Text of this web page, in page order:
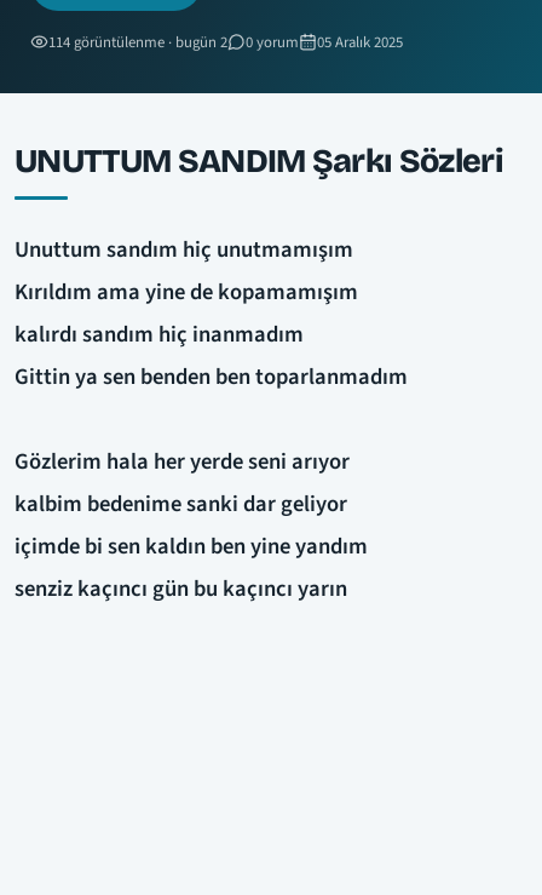
114 görüntülenme · bugün 2 0 yorum 05 Aralık 2025
UNUTTUM SANDIM Şarkı Sözleri
Unuttum sandım hiç unutmamışım
Kırıldım ama yine de kopamamışım
kalırdı sandım hiç inanmadım
Gittin ya sen benden ben toparlanmadım
Gözlerim hala her yerde seni arıyor
kalbim bedenime sanki dar geliyor
içimde bi sen kaldın ben yine yandım
senziz kaçıncı gün bu kaçıncı yarın